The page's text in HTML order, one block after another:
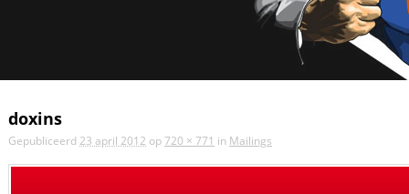
doxins
Gepubliceerd 23 april 2012 op720 × 771 in Mailings